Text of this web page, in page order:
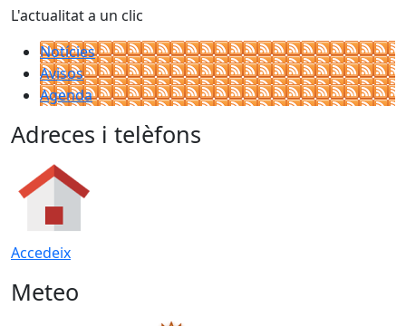
L'actualitat a un clic
Notícies
Avisos
Agenda
Adreces i telèfons
Accedeix
Meteo